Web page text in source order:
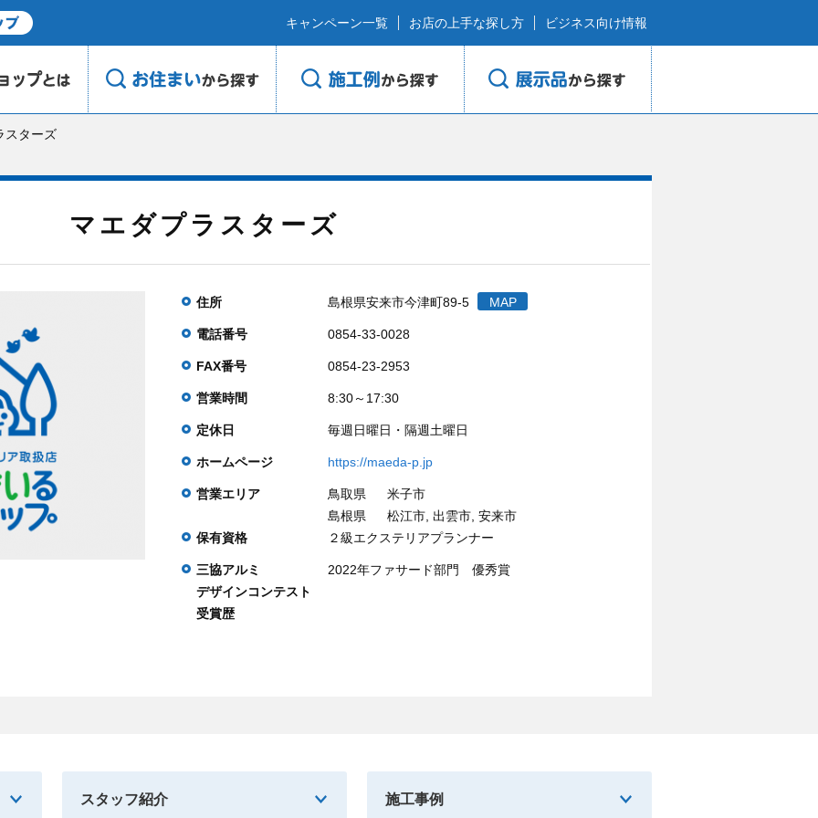
キャンペーン一覧 お店の上手な探し方 ビジネス向け情報
スターズ
マエダプラスターズ
住所 島根県安来市今津町89-5 MAP
電話番号 0854-33-0028
FAX番号 0854-23-2953
営業時間 8:30～17:30
定休日 毎週日曜日・隔週土曜日
ホームページ https://maeda-p.jp
営業エリア 鳥取県
米子市
島根県
松江市, 出雲市, 安来市
保有資格
２級エクステリアプランナー
三協アルミ
デザインコンテスト
受賞歴
2022年ファサード部門 優秀賞
スタッフ紹介 施工事例